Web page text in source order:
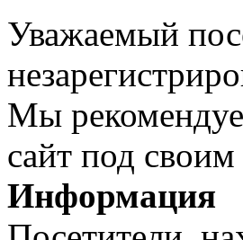
Уважаемый
Мы
сайт под
Информация